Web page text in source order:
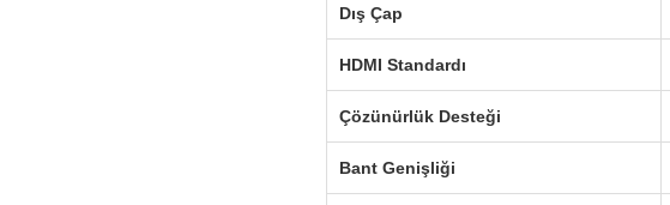
Dış Çap
HDMI Standardı
Çözünürlük Desteği
Bant Genişliği